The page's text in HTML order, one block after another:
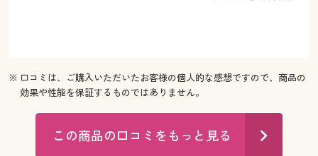
※ 口コミは、ご購入いただいたお客様の個人的な感想ですので、商品の
効果や性能を保証するものではありません。
この商品の口コミをもっと見る